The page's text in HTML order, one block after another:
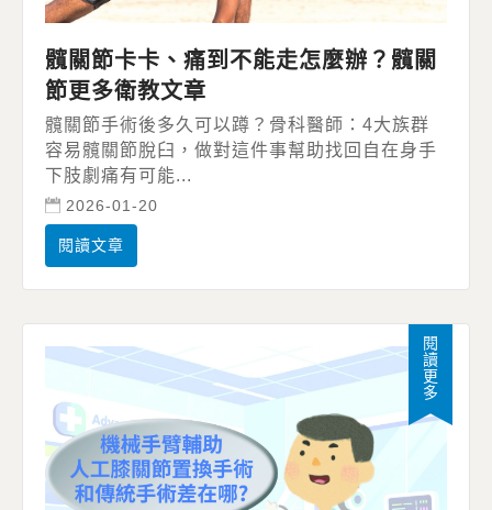
髖關節卡卡、痛到不能走怎麼辦？髖關
節更多衛教文章
髖關節手術後多久可以蹲？骨科醫師：4大族群
容易髖關節脫臼，做對這件事幫助找回自在身手
下肢劇痛有可能...
2026-01-20
閱讀文章
閱讀更多